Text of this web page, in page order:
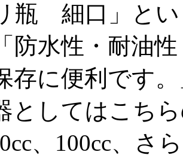
瓶 細口」とい
防水性・耐油
存に便利です
としてはこち
、100cc、さ